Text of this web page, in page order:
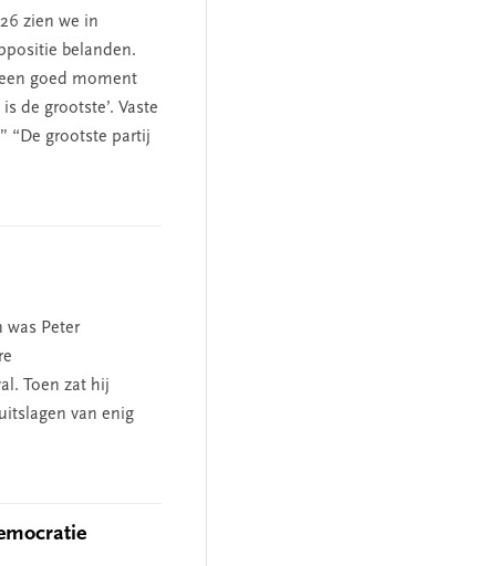
zien we in
belanden.
goed moment
de grootste’. Vaste
“De grootste partij
was Peter
Toen zat hij
van enig